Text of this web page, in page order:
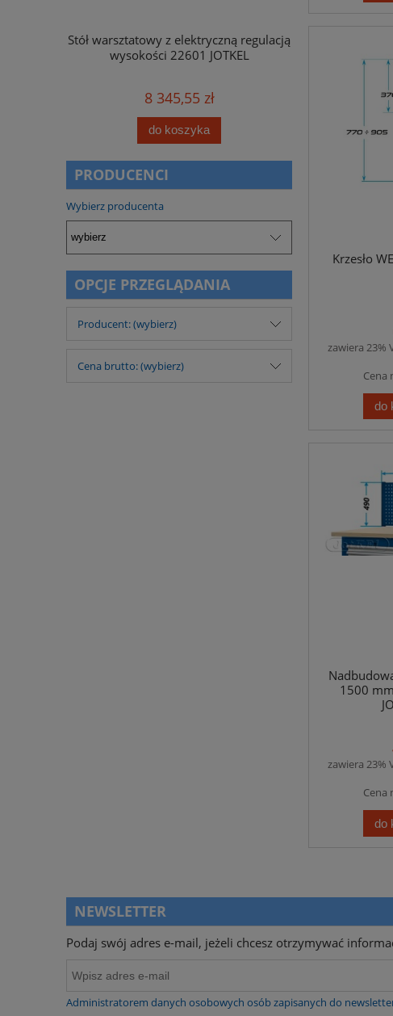
Stół warsztatowy z elektryczną regulacją
wysokości 22601 JOTKEL
8 345,55 zł
do koszyka
1
do
PRODUCENCI
Wybierz producenta
OPCJE PRZEGLĄDANIA
Producent: (wybierz)
Cena brutto: (wybierz)
Krzesło
zawiera 23%
Cena
do
1500
zawiera 23%
Cena
do
NEWSLETTER
Podaj swój adres e-mail, jeżeli chcesz otrzymywać
Administratorem danych osobowych osób zapisanych do